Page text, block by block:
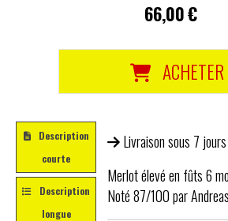
66,00€
ACHETER
Description
courte
Description
longue
Livraison sous 7
Merlot élevé en fûts 6
Noté 87/100 par